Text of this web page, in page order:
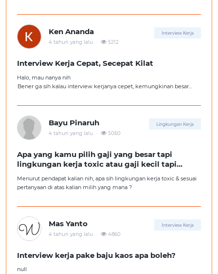
Ken Ananda Interview Kerja
4 tahun yang lalu . 5212
Interview Kerja Cepat, Secepat Kilat
Halo, mau nanya nih
Bener ga sih kalau interview kerjanya cepet, kemungkinan besar
Bayu Pinaruh Lingkungan Kerja
4 tahun yang lalu . 5060
Apa yang kamu pilih gaji yang besar tapi
lingkungan kerja toxic atau gaji kecil tapi
Menurut pendapat kalian nih, apa sih lingkungan kerja toxic & sesuai
pertanyaan di atas kalian milih yang mana ?
Mas Yanto Interview Kerja
4 tahun yang lalu . 4860
Interview kerja pake baju kaos apa boleh?
null